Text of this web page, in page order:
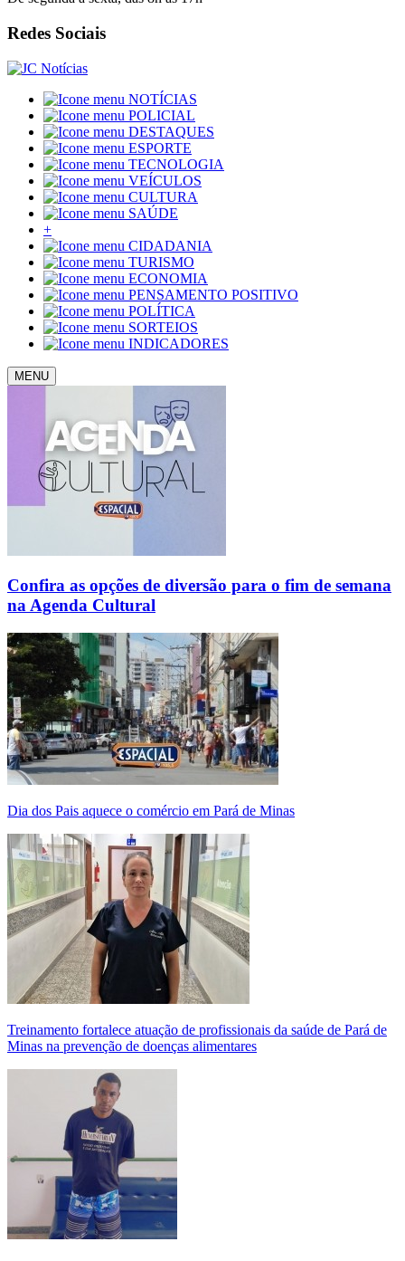
Redes Sociais
NOTÍCIAS
POLICIAL
DESTAQUES
ESPORTE
TECNOLOGIA
VEÍCULOS
CULTURA
SAÚDE
+
CIDADANIA
TURISMO
ECONOMIA
PENSAMENTO POSITIVO
POLÍTICA
SORTEIOS
INDICADORES
MENU
Confira as opções de diversão para o fim de semana
na Agenda Cultural
Dia dos Pais aquece o comércio em Pará de Minas
Treinamento fortalece atuação de profissionais da saúde de Pará de
Minas na prevenção de doenças alimentares